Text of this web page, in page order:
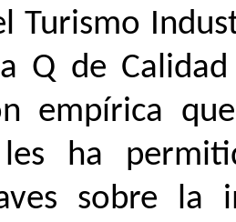
Turismo
Q de
empírica
ha
sobre la